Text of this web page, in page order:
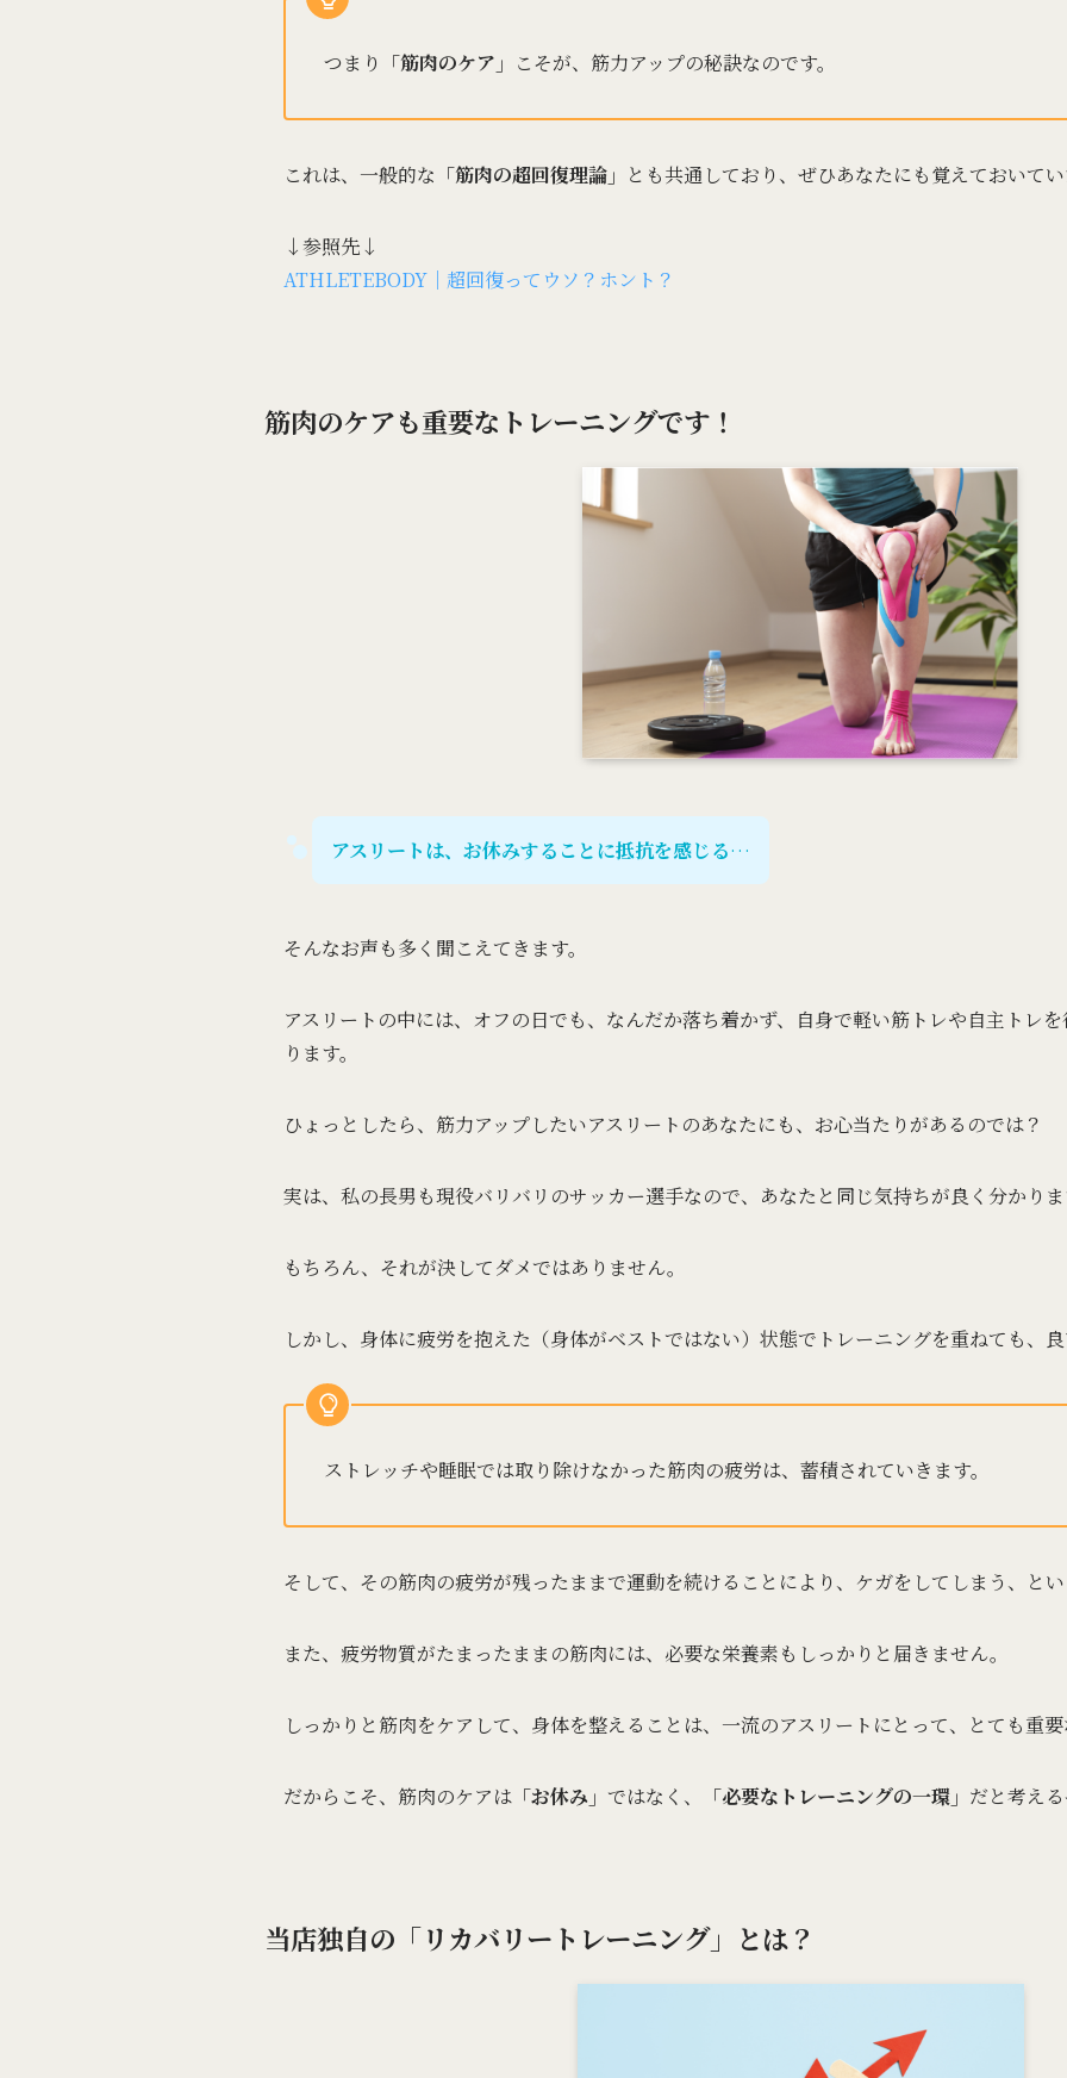
つまり 「筋肉のケア」 こそが、筋力アップの秘訣なのです。
これは、一般的な 「筋肉の超回復理論」 とも共通しており、ぜひあなたにも覚えておいて
↓参照先↓
ATHLETEBODY｜超回復ってウソ？ホント？
筋肉のケアも重要なトレーニングです！
アスリートは、お休みすることに抵抗を感じる…
そんなお声も多く聞こえてきます。
アスリートの中には、オフの日でも、なんだか落ち着かず、自身で軽い筋トレや自主トレ
ります。
ひょっとしたら、筋力アップしたいアスリートのあなたにも、お心当たりがあるのでは？
実は、私の長男も現役バリバリのサッカー選手なので、あなたと同じ気持ちが良く分かり
もちろん、それが決してダメではありません。
しかし、身体に疲労を抱えた（身体がベストではない）状態でトレーニングを重ねても、
ストレッチや睡眠では取り除けなかった筋肉の疲労は、蓄積されていきます。
そして、その筋肉の疲労が残ったままで運動を続けることにより、ケガをしてしまう、と
また、疲労物質がたまったままの筋肉には、必要な栄養素もしっかりと届きません。
しっかりと筋肉をケアして、身体を整えることは、一流のアスリートにとって、とても重
だからこそ、筋肉のケアは 「お休み」 ではなく、 「必要なトレーニングの一環」 だと考え
当店独自の「リカバリートレーニング」とは？